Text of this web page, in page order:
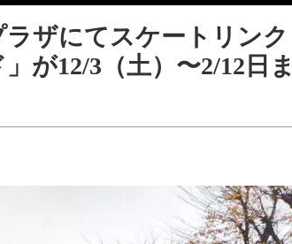
ザにてスケートリンク
が12/3（土）〜2/12日